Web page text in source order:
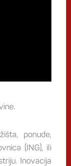
ponude,
(ING), ili
Inovacija